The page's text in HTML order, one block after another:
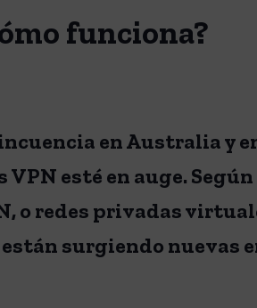
funciona?
en Australia y
esté en auge.
o redes privadas
surgiendo nuevas